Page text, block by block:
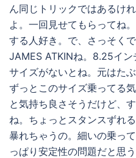
ん同じトリックではあるけ
よ。一回見せてもらってね
する人好き。で、さっそく
JAMES ATKINね。8.25イ
サイズがないとね。元はた
ずっとこのサイズ乗ってる
と気持ち良さそうだけど、
ね。ちょっとスタンスずれ
暴れちゃうの。細いの乗っ
っぱり安定性の問題だと思